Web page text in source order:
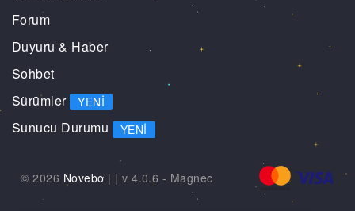
Forum
Duyuru & Haber
Sohbet
Sürümler YENI
Sunucu Durumu YENI
© 2026 Novebo | | v 4.0.6 - Magnec